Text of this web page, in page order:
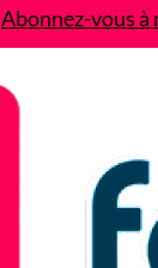
Abonnez-vous